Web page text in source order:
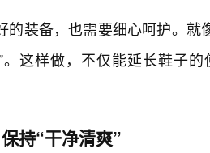
的装备，也需要细心呵护。就
。这样做，不仅能延长鞋子
持“干净清爽”